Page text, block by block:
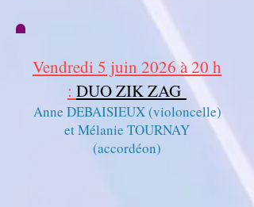
Vendredi 5 juin 2026 à 20 h
: DUO ZIK ZAG
Anne DEBAISIEUX (violoncelle)
et Mélanie TOURNAY
(accordéon)